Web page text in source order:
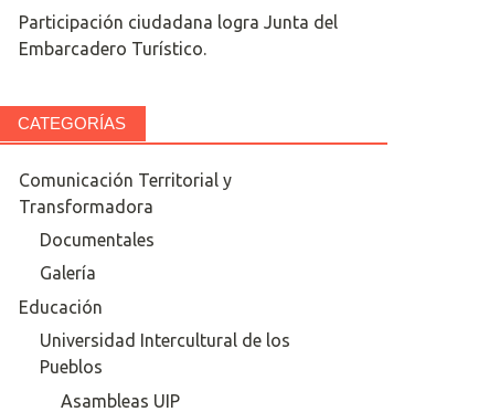
Participación ciudadana logra Junta del
Embarcadero Turístico.
CATEGORÍAS
Comunicación Territorial y
Transformadora
Documentales
Galería
Educación
Universidad Intercultural de los
Pueblos
Asambleas UIP